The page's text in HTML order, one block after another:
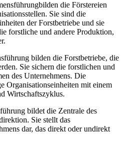
die Förstereien
Sie sind die
der Forstbetriebe und sie
forstliche und andere Produktion,
bilden die Forstbetriebe, die
Sie sichern die forstlichen und
des Unternehmens. Die
Organisationseinheiten mit einem
Wirtschaftszyklus.
bildet die Zentrale des
Sie stellt das
dar, das direkt oder undirekt